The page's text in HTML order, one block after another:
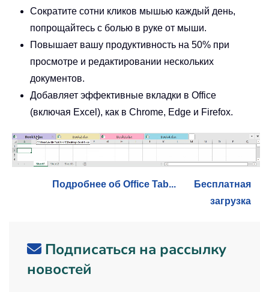
Сократите сотни кликов мышью каждый день,
попрощайтесь с болью в руке от мыши.
Повышает вашу продуктивность на 50% при
просмотре и редактировании нескольких
документов.
Добавляет эффективные вкладки в Office
(включая Excel), как в Chrome, Edge и Firefox.
Подробнее об Office Tab...
Бесплатная
загрузка
Подписаться на рассылку
новостей